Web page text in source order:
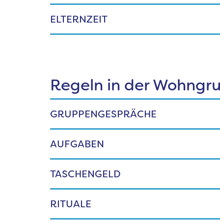
ELTERNZEIT
Regeln in der
GRUPPENGESPRÄCHE
AUFGABEN
TASCHENGELD
RITUALE